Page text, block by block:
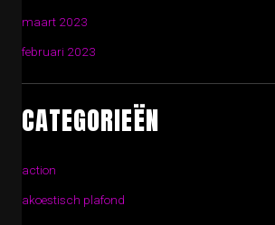
maart 2023
februari 2023
CATEGORIEËN
action
akoestisch plafond